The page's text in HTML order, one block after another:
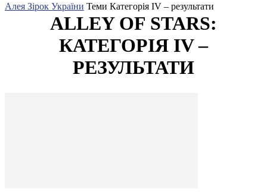
Алея Зірок України Теми Категорія IV – результати
ALLEY OF STARS:
КАТЕГОРІЯ IV –
РЕЗУЛЬТАТИ